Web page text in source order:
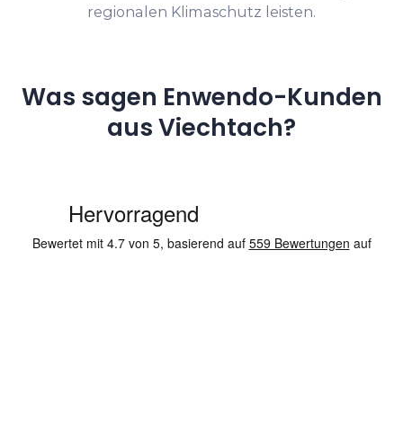
regionalen Klimaschutz leisten.
Was sagen Enwendo-Kunden
aus Viechtach?